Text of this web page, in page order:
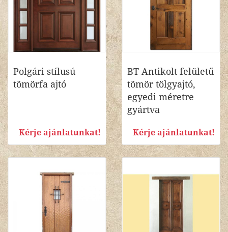
Polgári stílusú
tömörfa ajtó
Kérje ajánlatunkat!
BT Antikolt felületű
tömör tölgyajtó,
egyedi méretre
gyártva
Kérje ajánlatunkat!